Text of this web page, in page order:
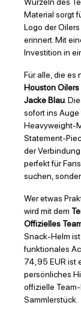
Wurzeln des
Material sorgt
Logo der
erinnert. Mit
Investition in
Für alle, die es
Houston
Jacke Blau.
sofort ins
Heavyweight-
Statement-
der
perfekt für
suchen,
Wer etwas
wird mit dem
Offizielles
Snack-Helm
funktionales
74,95 EUR ist
persönliches
offizielle
Sammlerstück.